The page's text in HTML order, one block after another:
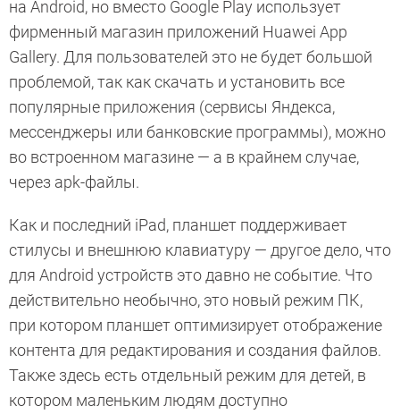
на Android, но вместо Google Play использует
фирменный магазин приложений Huawei App
Gallery. Для пользователей это не будет большой
проблемой, так как скачать и установить все
популярные приложения (сервисы Яндекса,
мессенджеры или банковские программы), можно
во встроенном магазине — а в крайнем случае,
через apk-файлы.
Как и последний iPad, планшет поддерживает
стилусы и внешнюю клавиатуру — другое дело, что
для Android устройств это давно не событие. Что
действительно необычно, это новый режим ПК,
при котором планшет оптимизирует отображение
контента для редактирования и создания файлов.
Также здесь есть отдельный режим для детей, в
котором маленьким людям доступно